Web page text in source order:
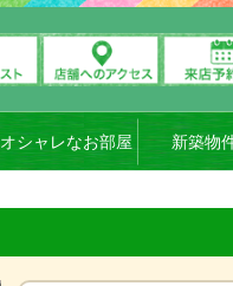
オシャレなお部屋 新築物